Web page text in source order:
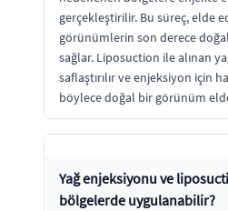
gerçekleştirilir. Bu süreç, elde
görünümlerin son derece doğal
sağlar. Liposuction ile alınan
saflaştırılır ve enjeksiyon için
böylece doğal bir görünüm
Yağ enjeksiyonu ve
bölgelerde uygulanabilir?